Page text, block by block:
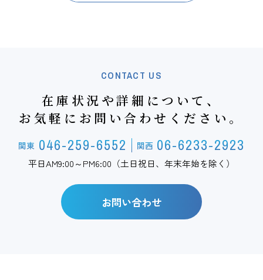
CONTACT US
在庫状況や詳細について、
お気軽にお問い合わせください。
関東 046-259-6552 関西 06-6233-2923
平日AM9:00～PM6:00（土日祝日、年末年始を除く）
お問い合わせ